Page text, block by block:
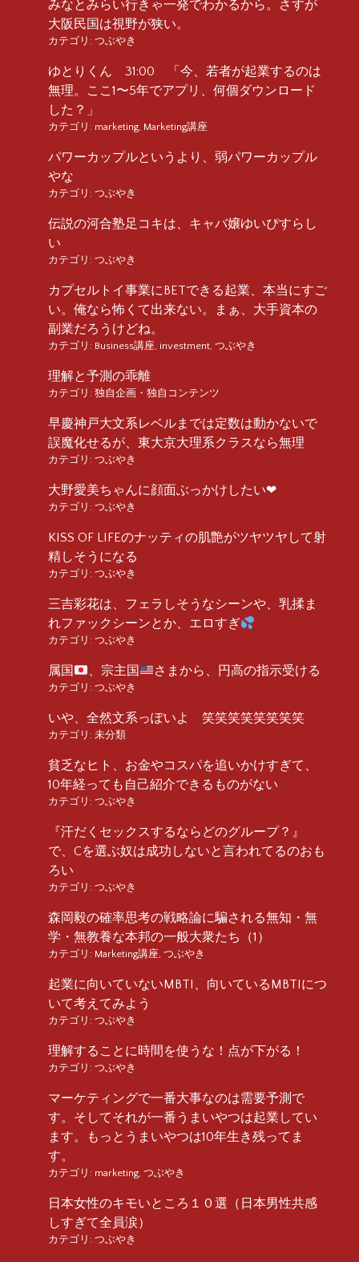
みなとみらい行きゃ一発でわかるから。さすが
大阪民国は視野が狭い。
カテゴリ: つぶやき
ゆとりくん 31:00 「今、若者が起業するのは
無理。ここ1〜5年でアプリ、何個ダウンロード
した？」
カテゴリ: marketing, Marketing講座
パワーカップルというより、弱パワーカップル
やな
カテゴリ: つぶやき
伝説の河合塾足コキは、キャバ嬢ゆいぴすらし
い
カテゴリ: つぶやき
カプセルトイ事業にBETできる起業、本当にすご
い。俺なら怖くて出来ない。まぁ、大手資本の
副業だろうけどね。
カテゴリ: Business講座, investment, つぶやき
理解と予測の乖離
カテゴリ: 独自企画・独自コンテンツ
早慶神戸大文系レベルまでは定数は動かないで
誤魔化せるが、東大京大理系クラスなら無理
カテゴリ: つぶやき
大野愛美ちゃんに顔面ぶっかけしたい❤︎
カテゴリ: つぶやき
KISS OF LIFEのナッティの肌艶がツヤツヤして射
精しそうになる
カテゴリ: つぶやき
三吉彩花は、フェラしそうなシーンや、乳揉ま
れファックシーンとか、エロすぎ
カテゴリ: つぶやき
属国 、宗主国 さまから、円高の指示受ける
カテゴリ: つぶやき
いや、全然文系っぽいよ 笑笑笑笑笑笑笑笑
カテゴリ: 未分類
貧乏なヒト、お金やコスパを追いかけすぎて、
10年経っても自己紹介できるものがない
カテゴリ: つぶやき
『汗だくセックスするならどのグループ？』
で、Cを選ぶ奴は成功しないと言われてるのおも
ろい
カテゴリ: つぶやき
森岡毅の確率思考の戦略論に騙される無知・無
学・無教養な本邦の一般大衆たち（1）
カテゴリ: Marketing講座, つぶやき
起業に向いていないMBTI、向いているMBTIにつ
いて考えてみよう
カテゴリ: つぶやき
理解することに時間を使うな！点が下がる！
カテゴリ: つぶやき
マーケティングで一番大事なのは需要予測で
す。そしてそれが一番うまいやつは起業してい
ます。もっとうまいやつは10年生き残ってま
す。
カテゴリ: marketing, つぶやき
日本女性のキモいところ１０選（日本男性共感
しすぎて全員涙）
カテゴリ: つぶやき